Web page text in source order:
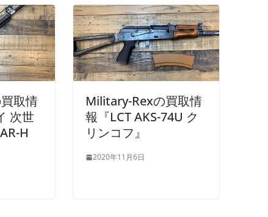
取情
次世
H
Military-Rexの買取情
報『LCT AKS-74U ク
リンコフ』
2020年11月6日